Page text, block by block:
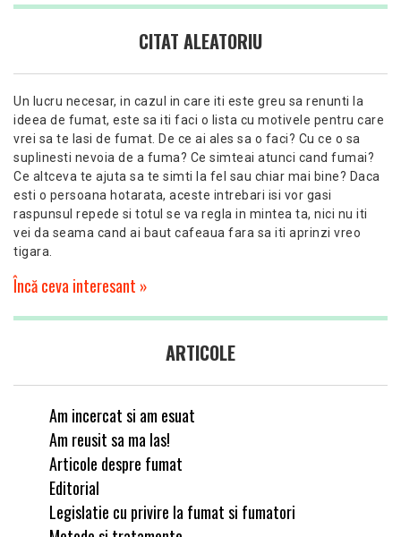
CITAT ALEATORIU
Un lucru necesar, in cazul in care iti este greu sa renunti la
ideea de fumat, este sa iti faci o lista cu motivele pentru care
vrei sa te lasi de fumat. De ce ai ales sa o faci? Cu ce o sa
suplinesti nevoia de a fuma? Ce simteai atunci cand fumai?
Ce altceva te ajuta sa te simti la fel sau chiar mai bine? Daca
esti o persoana hotarata, aceste intrebari isi vor gasi
raspunsul repede si totul se va regla in mintea ta, nici nu iti
vei da seama cand ai baut cafeaua fara sa iti aprinzi vreo
tigara.
Încă ceva interesant »
ARTICOLE
Am incercat si am esuat
Am reusit sa ma las!
Articole despre fumat
Editorial
Legislatie cu privire la fumat si fumatori